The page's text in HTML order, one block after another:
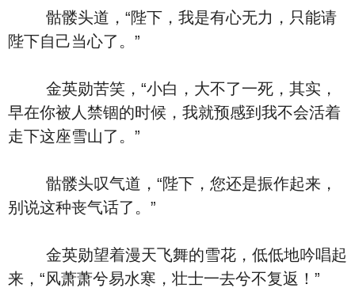
骷髅头道，“陛下，我是有心无力，只能请
陛下自己当心了。”
金英勋苦笑，“小白，大不了一死，其实，
早在你被人禁锢的时候，我就预感到我不会活着
走下这座雪山了。”
骷髅头叹气道，“陛下，您还是振作起来，
别说这种丧气话了。”
金英勋望着漫天飞舞的雪花，低低地吟唱起
来，“风萧萧兮易水寒，壮士一去兮不复返！”